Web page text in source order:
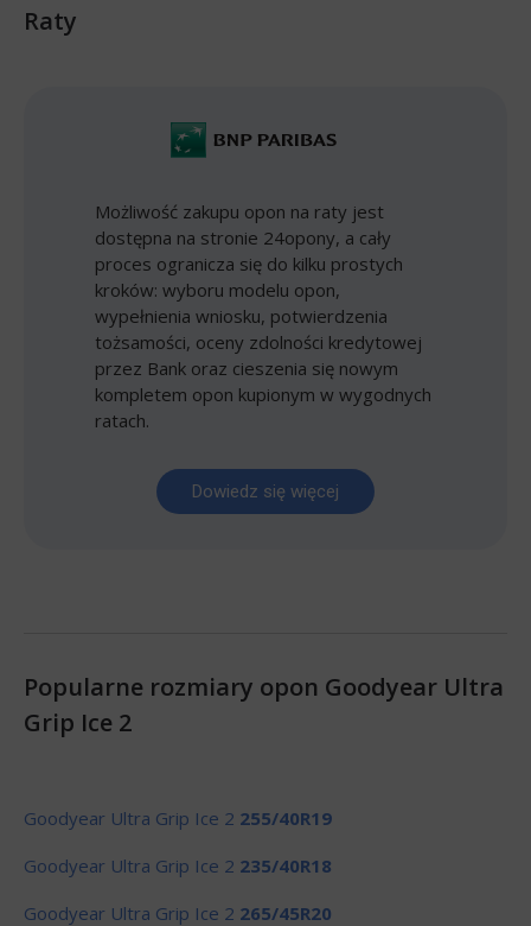
Raty
Możliwość zakupu opon na raty jest
dostępna na stronie 24opony, a cały
proces ogranicza się do kilku prostych
kroków: wyboru modelu opon,
wypełnienia wniosku, potwierdzenia
tożsamości, oceny zdolności kredytowej
przez Bank oraz cieszenia się nowym
kompletem opon kupionym w wygodnych
ratach.
Dowiedz się więcej
Popularne rozmiary opon Goodyear Ultra
Grip Ice 2
Goodyear Ultra Grip Ice 2 255/40R19
Goodyear Ultra Grip Ice 2 235/40R18
Goodyear Ultra Grip Ice 2 265/45R20